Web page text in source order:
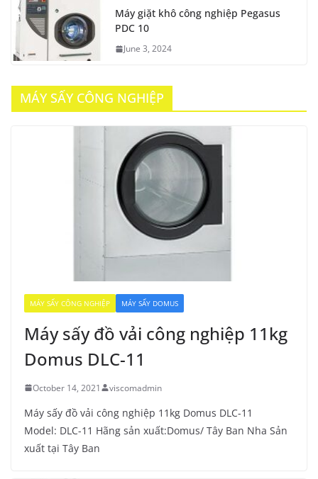
Máy giặt khô công nghiệp Pegasus
PDC 10
June 3, 2024
MÁY SẤY CÔNG NGHIỆP
MÁY SẤY CÔNG NGHIỆP MÁY SẤY DOMUS
Máy sấy đồ vải công nghiệp 11kg
Domus DLC-11
October 14, 2021 viscomadmin
Máy sấy đồ vải công nghiệp 11kg Domus DLC-11
Model: DLC-11 Hãng sản xuất:Domus/ Tây Ban Nha Sản
xuất tại Tây Ban